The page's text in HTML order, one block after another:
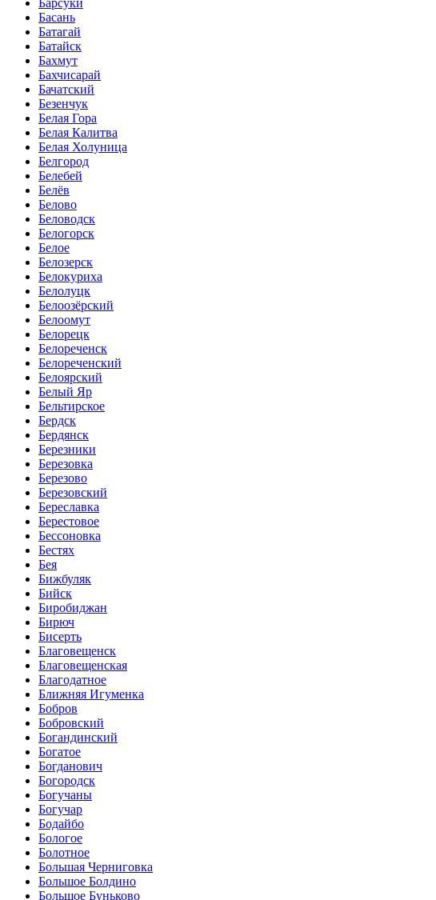
Барсуки
Басань
Батагай
Батайск
Бахмут
Бахчисарай
Бачатский
Безенчук
Белая Гора
Белая Калитва
Белая Холуница
Белгород
Белебей
Белёв
Белово
Беловодск
Белогорск
Белое
Белозерск
Белокуриха
Белолуцк
Белоозёрский
Белоомут
Белорецк
Белореченск
Белореченский
Белоярский
Белый Яр
Бельтирское
Бердск
Бердянск
Березники
Березовка
Березово
Березовский
Береславка
Берестовое
Бессоновка
Бестях
Бея
Бижбуляк
Бийск
Биробиджан
Бирюч
Бисерть
Благовещенск
Благовещенская
Благодатное
Ближняя Игуменка
Бобров
Бобровский
Богандинский
Богатое
Богданович
Богородск
Богучаны
Богучар
Бодайбо
Бологое
Болотное
Большая Черниговка
Большое Болдино
Большое Буньково